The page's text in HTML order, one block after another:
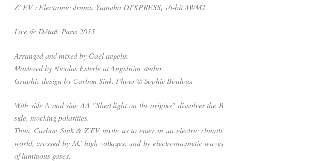
Z’ EV : Electronic drums, Yamaha DTXPRESS, 16-bit AWM2
Live @ Détail, Paris 2015
Arranged and mixed by Gaël angelis.
Mastered by Nicolas Esterle at Angström studio.
Graphic design by Carbon Sink. Photo © Sophie Bouloux
With side A and side AA "Shed light on the origins" dissolves the B
side, mocking polarities.
Thus, Carbon Sink & Z'EV invite us to enter in an electric climate
world, crossed by AC high voltages, and by electromagnetic waves
of luminous gases.